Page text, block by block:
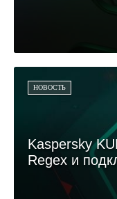
НОВОСТЬ
Kaspersky
Regex и